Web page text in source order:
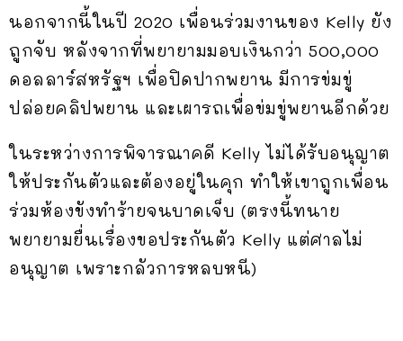
นอกจากนี้ในปี 2020 เพื่อนร่วมงานของ Kelly ยัง
ถูกจับ หลังจากที่พยายามมอบเงินกว่า 500,000
ดอลลาร์สหรัฐฯ เพื่อปิดปากพยาน มีการข่มขู่
ปล่อยคลิปพยาน และเผารถเพื่อข่มขู่พยานอีกด้วย
ในระหว่างการพิจารณาคดี Kelly ไม่ได้รับอนุญาต
ให้ประกันตัวและต้องอยู่ในคุก ทำให้เขาถูกเพื่อน
ร่วมห้องขังทำร้ายจนบาดเจ็บ (ตรงนี้ทนาย
พยายามยื่นเรื่องขอประกันตัว Kelly แต่ศาลไม่
อนุญาต เพราะกลัวการหลบหนี)